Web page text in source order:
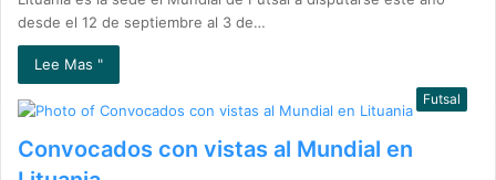
desde el 12 de septiembre al 3 de…
Lee Mas "
Futsal
Convocados con vistas al Mundial en